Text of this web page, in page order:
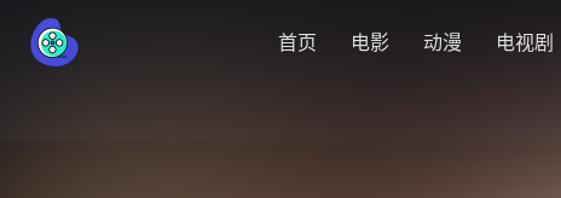
首页 电影 动漫 电视剧